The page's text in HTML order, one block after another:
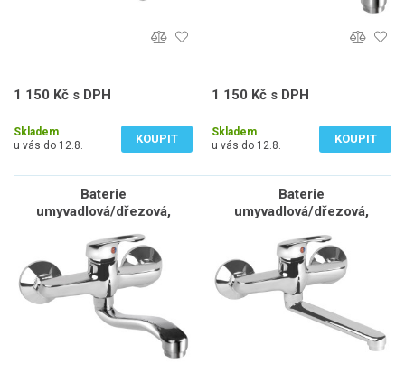
1 150 Kč s DPH
Skladem
u vás do 12.8.
KOUPIT
1 150 Kč s DPH
Skladem
u vás do 12.8.
KOUPIT
Baterie
umyvadlová/dřezová,
Baterie
umyvadlová/dřezová,